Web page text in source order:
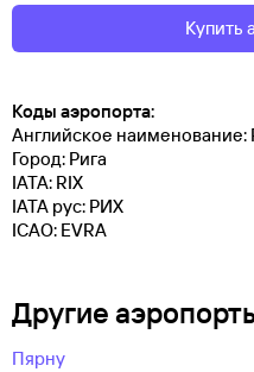
Купить
Коды аэропорта:
Английское наименование:
Город: Рига
IATA: RIX
IATA рус: РИХ
ICAO: EVRA
Другие
Пярну